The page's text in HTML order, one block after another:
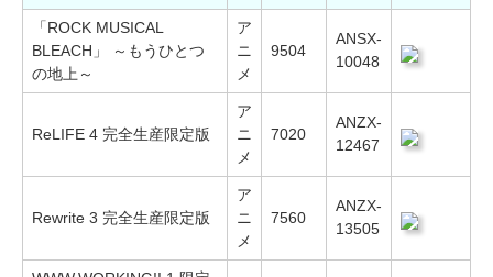
「ROCK MUSICAL
BLEACH」 ～もうひとつ
の地上～
ア
ニ
メ
9504
ANSX-
10048
ReLIFE 4 完全生産限定版
ア
ニ
メ
7020
ANZX-
12467
Rewrite 3 完全生産限定版
ア
ニ
メ
7560
ANZX-
13505